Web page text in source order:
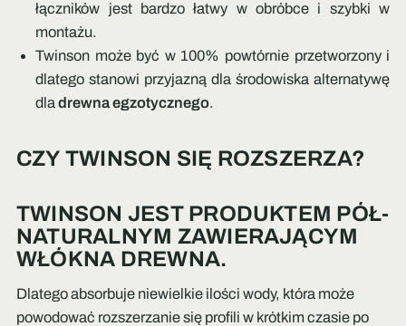
łączników jest bardzo łatwy w obróbce i szybki w
montażu.
Twinson może być w 100% powtórnie przetworzony i
dlatego stanowi przyjazną dla środowiska alternatywę
dladrewna egzotycznego.
CZY TWINSON SIĘ ROZSZERZA?
TWINSON JEST PRODUKTEM PÓŁ-
NATURALNYM ZAWIERAJĄCYM
WŁÓKNA DREWNA.
Dlatego absorbuje niewielkie ilości wody, która może
powodować rozszerzanie się profili w krótkim czasie po